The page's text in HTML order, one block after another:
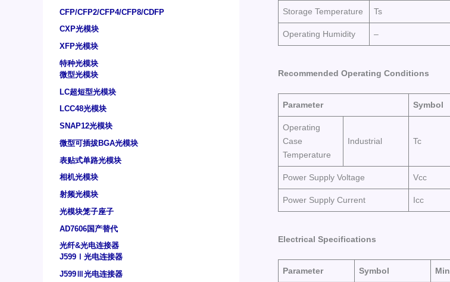
CFP/CFP2/CFP4/CFP8/CDFP
CXP光模块
XFP光模块
特种光模块
微型光模块
LC超短型光模块
LCC48光模块
SNAP12光模块
微型可插拔BGA光模块
表贴式单路光模块
相机光模块
射频光模块
光模块笼子座子
AD7606国产替代
光纤&光电连接器
J599Ⅰ光电连接器
J599Ⅲ光电连接器
Storage Temperature Ts
Operating Humidity –
Recommended Operating Conditions
Parameter Symbol
Operating
Case
Temperature
Industrial Tc
Power Supply Voltage Vcc
Power Supply Current Icc
Electrical Specifications
Parameter Symbol Min